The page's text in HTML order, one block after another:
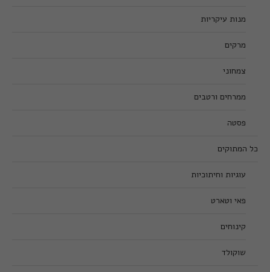
מנות עיקריות
מרקים
צמחוני
ממרחים ורטבים
פסטה
כל המתוקים
עוגיות וחיתוכיות
פאי וטארט
קינוחים
שוקולד